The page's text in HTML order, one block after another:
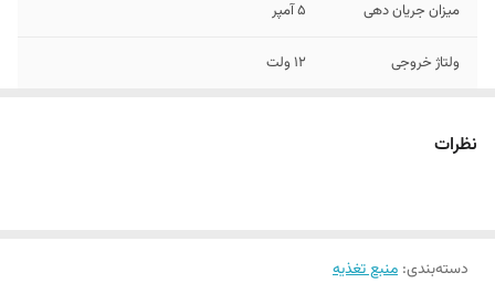
میزان جریان دهی 5 آمپر
ولتاژ خروجی 12 ولت
نظرات
دسته‌بندی: منبع تغذیه